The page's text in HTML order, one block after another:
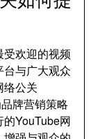
欢迎的视频
与广大观众
络公关
牌营销策略
YouTube网